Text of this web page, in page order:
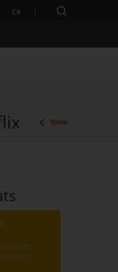
en una nova finestra.
CA Cercador
Torna
ne part?